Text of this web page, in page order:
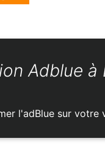
Adblue à
l'adBlue sur votre